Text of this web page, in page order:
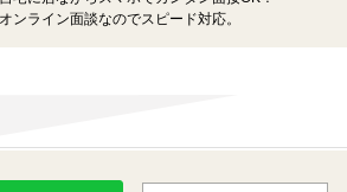
オンライン面談なのでスピード対応。